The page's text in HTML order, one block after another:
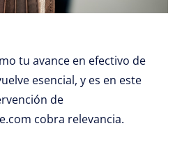
tu avance en efectivo de
esencial, y es en este
de
cobra relevancia.